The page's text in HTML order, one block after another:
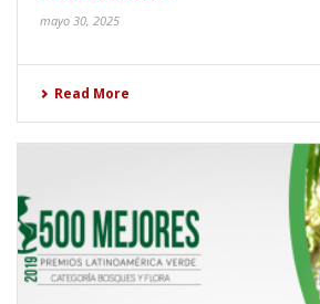
mayo 30, 2025
Read More